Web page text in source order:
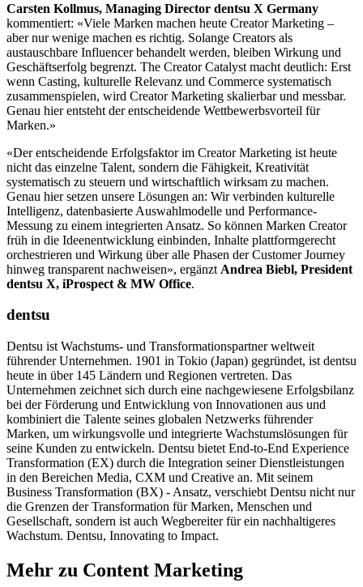
Carsten Kollmus, Managing Director dentsu X Germany
kommentiert: «Viele Marken machen heute Creator Marketing –
aber nur wenige machen es richtig. Solange Creators als
austauschbare Influencer behandelt werden, bleiben Wirkung und
Geschäftserfolg begrenzt. The Creator Catalyst macht deutlich: Erst
wenn Casting, kulturelle Relevanz und Commerce systematisch
zusammenspielen, wird Creator Marketing skalierbar und messbar.
Genau hier entsteht der entscheidende Wettbewerbsvorteil für
Marken.»
«Der entscheidende Erfolgsfaktor im Creator Marketing ist heute
nicht das einzelne Talent, sondern die Fähigkeit, Kreativität
systematisch zu steuern und wirtschaftlich wirksam zu machen.
Genau hier setzen unsere Lösungen an: Wir verbinden kulturelle
Intelligenz, datenbasierte Auswahlmodelle und Performance-
Messung zu einem integrierten Ansatz. So können Marken Creator
früh in die Ideenentwicklung einbinden, Inhalte plattformgerecht
orchestrieren und Wirkung über alle Phasen der Customer Journey
hinweg transparent nachweisen», ergänzt Andrea Biebl, President
dentsu X, iProspect & MW Office.
dentsu
Dentsu ist Wachstums- und Transformationspartner weltweit
führender Unternehmen. 1901 in Tokio (Japan) gegründet, ist dentsu
heute in über 145 Ländern und Regionen vertreten. Das
Unternehmen zeichnet sich durch eine nachgewiesene Erfolgsbilanz
bei der Förderung und Entwicklung von Innovationen aus und
kombiniert die Talente seines globalen Netzwerks führender
Marken, um wirkungsvolle und integrierte Wachstumslösungen für
seine Kunden zu entwickeln. Dentsu bietet End-to-End Experience
Transformation (EX) durch die Integration seiner Dienstleistungen
in den Bereichen Media, CXM und Creative an. Mit seinem
Business Transformation (BX) - Ansatz, verschiebt Dentsu nicht nur
die Grenzen der Transformation für Marken, Menschen und
Gesellschaft, sondern ist auch Wegbereiter für ein nachhaltigeres
Wachstum. Dentsu, Innovating to Impact.
Mehr zu Content Marketing